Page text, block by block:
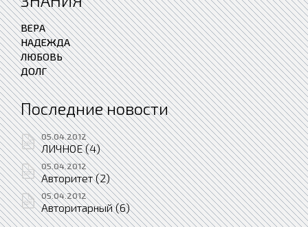
ВЕРА
НАДЕЖДА
ЛЮБОВЬ
ДОЛГ
Последние новости
05.04.2012
ЛИЧНОЕ (4)
05.04.2012
Авторитет (2)
05.04.2012
Авторитарный (6)